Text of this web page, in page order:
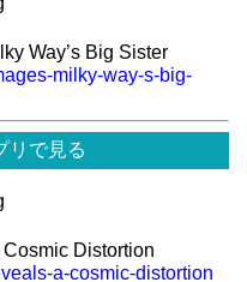
Way’s Big Sister
milky-way-s-big-
リで見る
Distortion
a-cosmic-distortion